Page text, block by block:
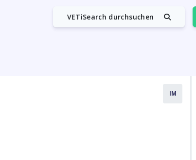
VETiSearch durchsuchen
IM